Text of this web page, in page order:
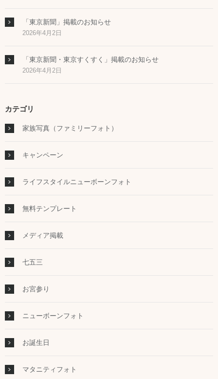
「東京新聞」掲載のお知らせ
2026年4月2日
「東京新聞・東京すくすく」掲載のお知らせ
2026年4月2日
カテゴリ
家族写真（ファミリーフォト）
キャンペーン
ライフスタイルニューボーンフォト
無料テンプレート
メディア掲載
七五三
お宮参り
ニューボーンフォト
お誕生日
マタニティフォト